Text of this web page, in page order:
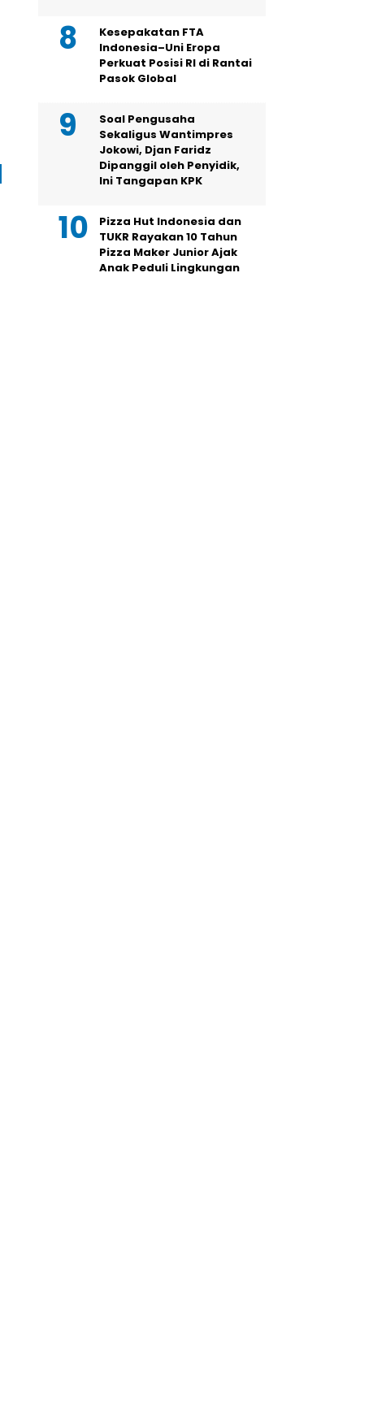
Kesepakatan FTA
Indonesia–Uni Eropa
Perkuat Posisi RI di Rantai
Pasok Global
Soal Pengusaha
Sekaligus Wantimpres
Jokowi, Djan Faridz
Dipanggil oleh Penyidik,
Ini Tangapan KPK
Pizza Hut Indonesia dan
TUKR Rayakan 10 Tahun
Pizza Maker Junior Ajak
Anak Peduli Lingkungan